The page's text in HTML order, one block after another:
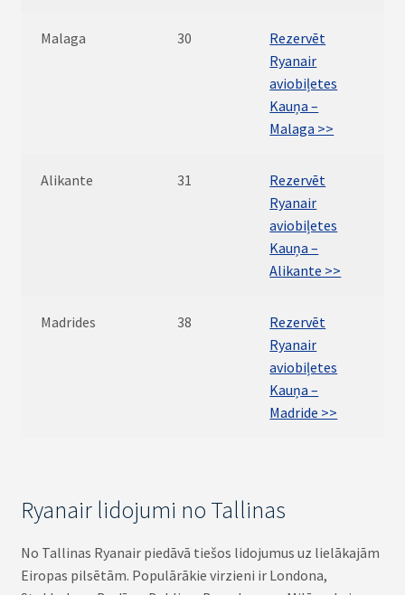
Malaga 30
Rezervēt
Ryanair
aviobiļetes
Kauņa –
Malaga >>
Alikante 31
Rezervēt
Ryanair
aviobiļetes
Kauņa –
Alikante >>
Madrides 38
Rezervēt
Ryanair
aviobiļetes
Kauņa –
Madride >>
Ryanair lidojumi no Tallinas
No Tallinas Ryanair piedāvā tiešos lidojumus uz lielākajām
Eiropas pilsētām. Populārākie virzieni ir Londona,